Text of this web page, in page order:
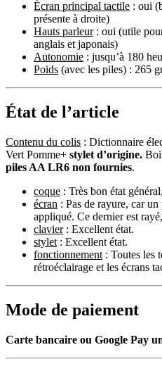
Écran principal tactile : oui
présente à droite)
Hauts parleur: oui (utile
anglais et japonais)
Autonomie : jusqu’à 180
Poids (avec les piles) : 265
État de l’article
Contenu du colis : Dictionnaire
Vert Pomme+ stylet d’origine.
piles AA LR6 non fournies.
coque : Très bon état
écran : Pas de rayure, car
appliqué. Ce dernier est
clavier: Excellent état.
stylet : Excellent état.
fonctionnement : Toutes les
rétroéclairage et les écrans
Mode de paiement
Carte bancaire ou Google Pay